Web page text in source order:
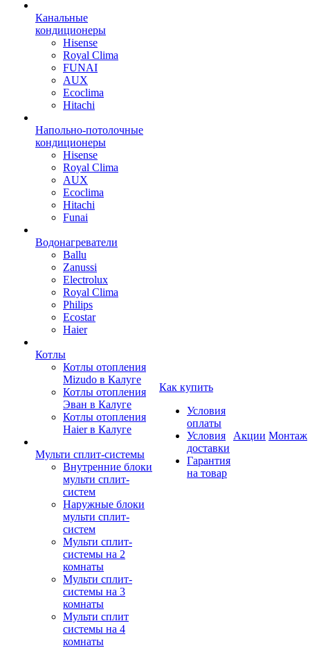
Канальные
кондиционеры
Hisense
Royal Clima
FUNAI
AUX
Ecoclima
Hitachi
Напольно-потолочные
кондиционеры
Hisense
Royal Clima
AUX
Ecoclima
Hitachi
Funai
Водонагреватели
Ballu
Zanussi
Electrolux
Royal Clima
Philips
Ecostar
Haier
Котлы
Котлы отопления
Mizudo в Калуге
Котлы отопления
Эван в Калуге
Котлы отопления
Haier в Калуге
Мульти сплит-системы
Внутренние блоки
мульти сплит-
систем
Наружные блоки
мульти сплит-
систем
Мульти сплит-
системы на 2
комнаты
Мульти сплит-
системы на 3
комнаты
Мульти сплит
системы на 4
комнаты
Как купить
Условия
оплаты
Условия
доставки
Гарантия
на товар
Акции Монтаж